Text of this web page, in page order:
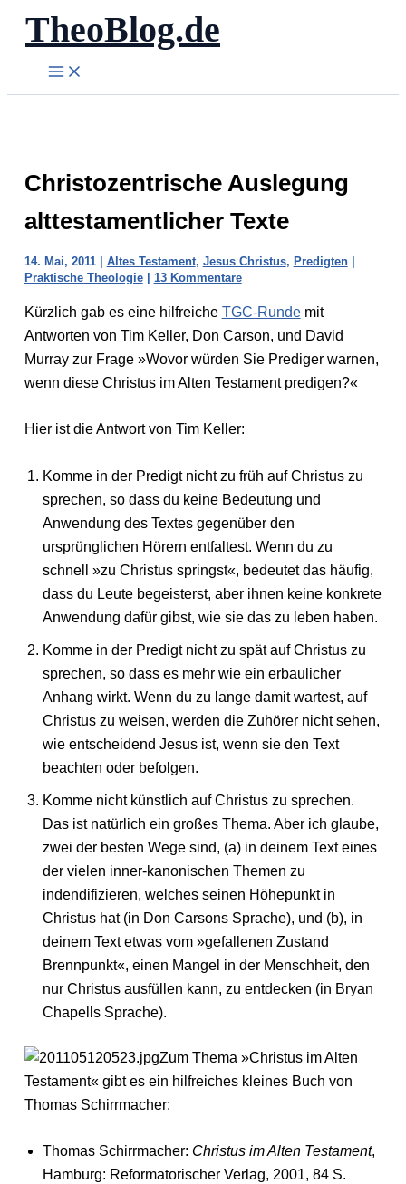
Zum
Inhalt
springen
TheoBlog.de
Christozentrische Auslegung
alttestamentlicher Texte
14. Mai, 2011 | Altes Testament, Jesus Christus, Predigten|
Praktische Theologie| 13 Kommentare
Kürzlich gab es eine hilfreiche TGC-Rundemit
Antworten von Tim Keller, Don Carson, und David
Murray zur Frage »Wovor würden Sie Prediger warnen,
wenn diese Christus im Alten Testament predigen?«
Hier ist die Antwort von Tim Keller:
Komme in der Predigt nicht zu früh auf Christus zu
sprechen, so dass du keine Bedeutung und
Anwendung des Textes gegenüber den
ursprünglichen Hörern entfaltest. Wenn du zu
schnell »zu Christus springst«, bedeutet das häufig,
dass du Leute begeisterst, aber ihnen keine konkrete
Anwendung dafür gibst, wie sie das zu leben haben.
Komme in der Predigt nicht zu spät auf Christus zu
sprechen, so dass es mehr wie ein erbaulicher
Anhang wirkt. Wenn du zu lange damit wartest, auf
Christus zu weisen, werden die Zuhörer nicht sehen,
wie entscheidend Jesus ist, wenn sie den Text
beachten oder befolgen.
Komme nicht künstlich auf Christus zu sprechen.
Das ist natürlich ein großes Thema. Aber ich glaube,
zwei der besten Wege sind, (a) in deinem Text eines
der vielen inner-kanonischen Themen zu
indendifizieren, welches seinen Höhepunkt in
Christus hat (in Don Carsons Sprache), und (b), in
deinem Text etwas vom »gefallenen Zustand
Brennpunkt«, einen Mangel in der Menschheit, den
nur Christus ausfüllen kann, zu entdecken (in Bryan
Chapells Sprache).
Zum Thema »Christus im Alten
Testament« gibt es ein hilfreiches kleines Buch von
Thomas Schirrmacher:
Thomas Schirrmacher: Christus im Alten Testament,
Hamburg: Reformatorischer Verlag, 2001, 84 S.